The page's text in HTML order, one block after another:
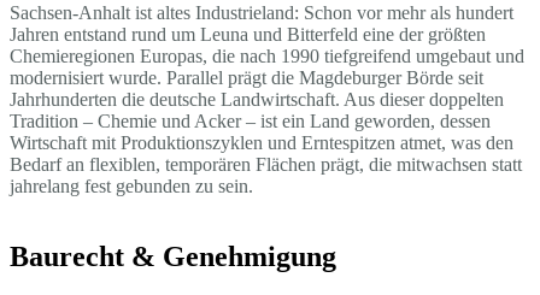
Sachsen-Anhalt ist altes Industrieland: Schon vor mehr als hundert
Jahren entstand rund um Leuna und Bitterfeld eine der größten
Chemieregionen Europas, die nach 1990 tiefgreifend umgebaut und
modernisiert wurde. Parallel prägt die Magdeburger Börde seit
Jahrhunderten die deutsche Landwirtschaft. Aus dieser doppelten
Tradition – Chemie und Acker – ist ein Land geworden, dessen
Wirtschaft mit Produktionszyklen und Erntespitzen atmet, was den
Bedarf an flexiblen, temporären Flächen prägt, die mitwachsen statt
jahrelang fest gebunden zu sein.
Baurecht & Genehmigung